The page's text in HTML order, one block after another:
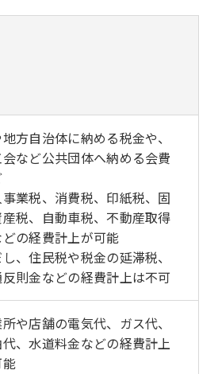
方自治体に納める税金や、
など公共団体へ納める会費
業税、消費税、印紙税、固
税、自動車税、不動産取得
の経費計上が可能
、住民税や税金の延滞税、
則金などの経費計上は不可
や店舗の電気代、ガス代、
、水道料金などの経費計上